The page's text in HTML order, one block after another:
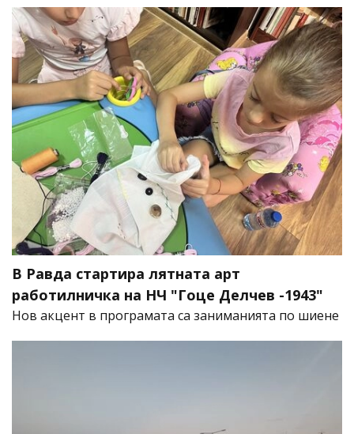
В Равда стартира лятната арт
работилничка на НЧ "Гоце Делчев -1943"
Нов акцент в програмата са заниманията по шиене